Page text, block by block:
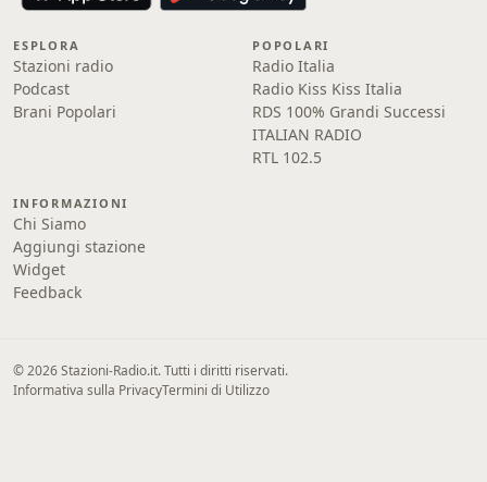
ESPLORA
Stazioni radio
Podcast
Brani Popolari
POPOLARI
Radio Italia
Radio Kiss Kiss Italia
RDS 100% Grandi Successi
ITALIAN RADIO
RTL 102.5
INFORMAZIONI
Chi Siamo
Aggiungi stazione
Widget
Feedback
© 2026 Stazioni-Radio.it. Tutti i diritti riservati.
Informativa sulla PrivacyTermini di Utilizzo